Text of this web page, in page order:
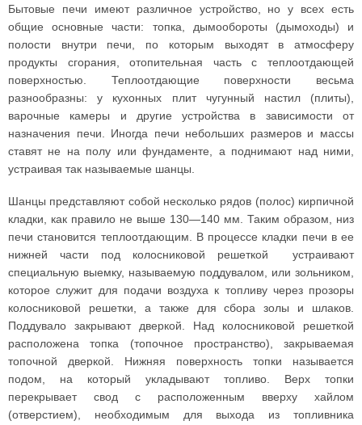
Бытовые печи имеют различное устройство, но у всех есть
общие основные части: топка, дымообороты (дымоходы) и
полости внутри печи, по которым выходят в атмосферу
продукты сгорания, отопительная часть с теплоотдающей
поверхностью. Теплоотдающие поверхности весьма
разнообразны: у кухонных плит чугунный настил (плиты),
варочные камеры и другие устройства в зависимости от
назначения печи. Иногда печи небольших размеров и массы
ставят не на полу или фундаменте, а поднимают над ними,
устраивая так называемые шанцы.
Шанцы представляют собой несколько рядов (полос) кирпичной
кладки, как правило не выше 130—140 мм. Таким образом, низ
печи становится теплоотдающим. В процессе кладки печи в ее
нижней части под колосниковой решеткой устраивают
специальную выемку, называемую поддувалом, или зольником,
которое служит для подачи воздуха к топливу через прозоры
колосниковой решетки, а также для сбора золы и шлаков.
Поддувало закрывают дверкой. Над колосниковой решеткой
расположена топка (топочное пространство), закрываемая
топочной дверкой. Нижняя поверхность топки называется
подом, на который укладывают топливо. Верх топки
перекрывает свод с расположенным вверху хайлом
(отверстием), необходимым для выхода из топливника